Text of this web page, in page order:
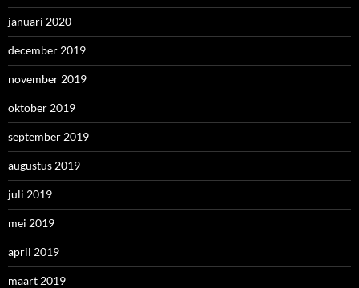
januari 2020
december 2019
november 2019
oktober 2019
september 2019
augustus 2019
juli 2019
mei 2019
april 2019
maart 2019